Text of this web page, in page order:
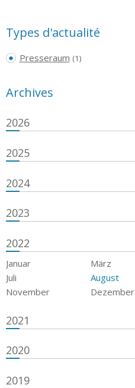
Types d'actualité
Presseraum (1)
Archives
2026
2025
2024
2023
2022
Januar März
Juli
August
November
Dezember
2021
2020
2019